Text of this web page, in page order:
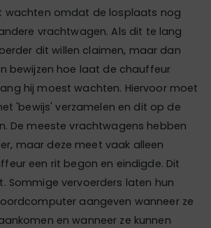
wachten omdat de losplaats nog
vrachtwagen. Als dit te lang
dit willen claimen, maar dan
bewijzen hoe laat de chauffeur
hij moest wachten. Hiervoor moet
'bewijs' verzamelen en dit op de
De meeste vrachtwagens hebben
maar deze meet vaak alleen
een rit begon en eindigde. Dit
Sommige vervoerders laten hun
aangeven wanneer ze
en wanneer ze kunnen